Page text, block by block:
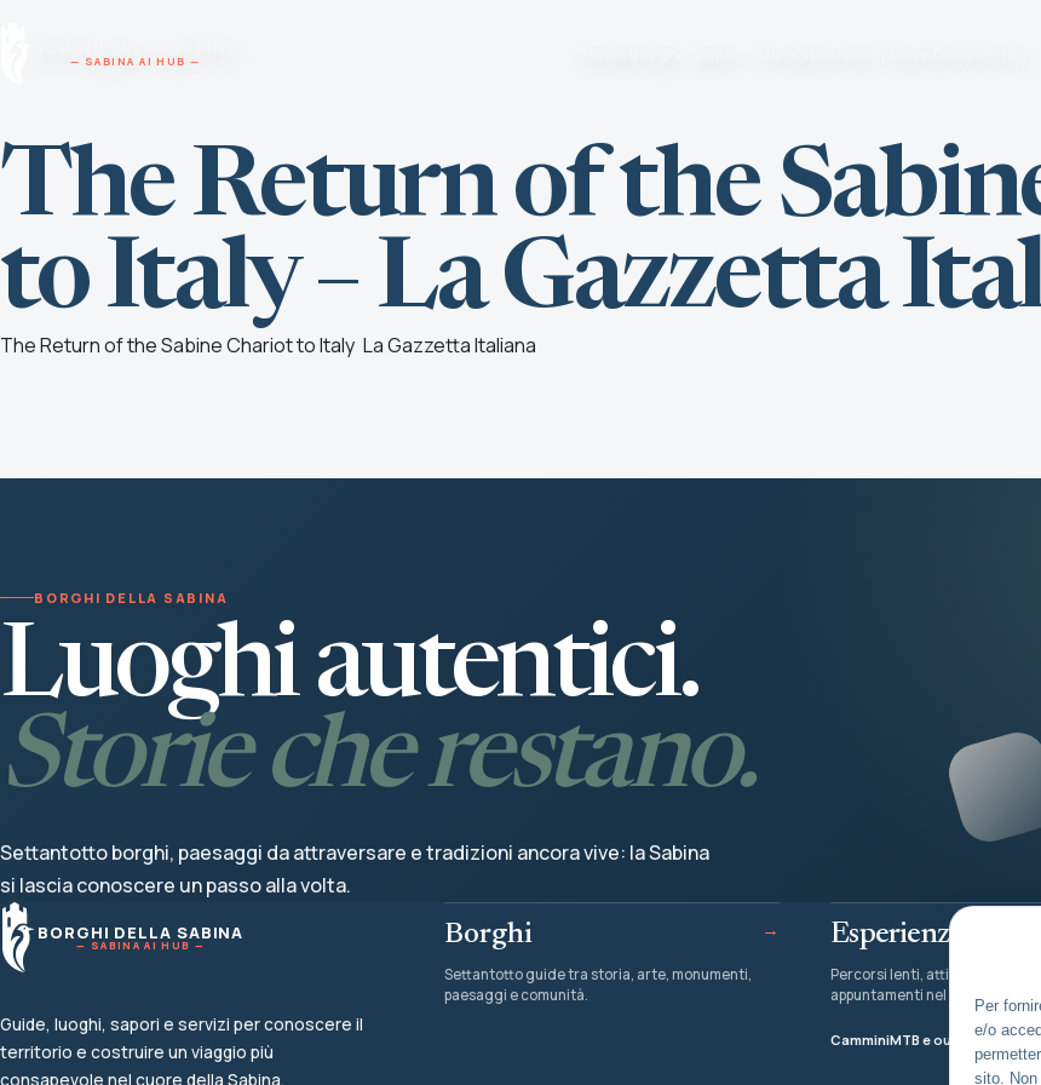
Per
e/o
sito. Non
— SABINA AI HUB —
The Return of the
to Italy – La Gazzetta
The Return of the Sabine Chariot to Italy La Gazzetta Italiana
BORGHI DELLA SABINA
Luoghi autentici.
Storie che restano.
Settantotto borghi, paesaggi da attraversare e tradizioni ancora vive: la Sabina
si lascia conoscere un passo alla volta.
BORGHI DELLA SABINA
— SABINA AI HUB —
Guide, luoghi, sapori e servizi per conoscere il
territorio e costruire un viaggio più
consapevole nel cuore della Sabina.
Borghi →
Settantotto guide tra storia, arte, monumenti,
paesaggi e comunità.
Esperienze
Percorsi lenti, attività all’aria
appuntamenti nel territorio.
CamminiMTB e outdoorPesca